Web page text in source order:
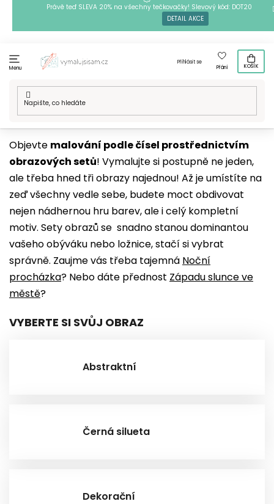
Právě teď SLEVA 20% na všechny tečkovačky! Slevový kód: DOT20
DETAIL AKCE
Menu
Přihlásit se
Přání
KOŠÍK
Domů
Objevte malování podle čísel prostřednictvím
obrazových setů! Vymalujte si postupně ne jeden,
ale třeba hned tři obrazy najednou! Až je umístíte na
zeď všechny vedle sebe, budete moct obdivovat
nejen nádhernou hru barev, ale i celý kompletní
motiv. Sety obrazů se snadno stanou dominantou
vašeho obýváku nebo ložnice, stačí si vybrat
správně. Zaujme vás třeba tajemná Noční
procházka? Nebo dáte přednost Západu slunce ve
městě?
VYBERTE SI SVŮJ OBRAZ
Abstraktní
Černá silueta
Dekorační